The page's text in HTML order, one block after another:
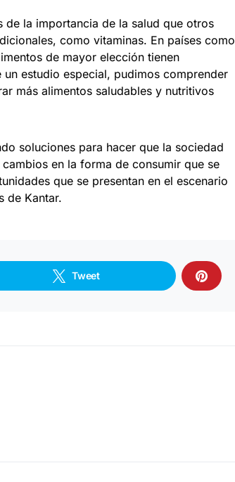
de la importancia de la salud que otros
como vitaminas. En países como
de mayor elección tienen
estudio especial, pudimos comprender
más alimentos saludables y nutritivos
soluciones para hacer que la sociedad
en la forma de consumir que se
que se presentan en el escenario
de Kantar.
Tweet